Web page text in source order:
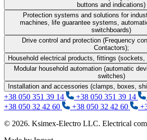
buttons and indications)
Protection systems and solutions for
machines, life guarantee systems,
switchboards)
Drive control and protection (Frequency
Contactors);
Household electrical products, fittings
Modular household automation (automatic
switches)
Installation and accessories (clamps, boxes,
+38 050 351 39 14 +38 050 351 39 14
+38 050 32 42 60
+38 050 32 42 60
© 2026. Ksimex-Electro LLC. Electrical